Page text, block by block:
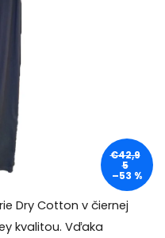
Dry Cotton v čiernej
kvalitou. Vďaka
€42,9
5
–53 %